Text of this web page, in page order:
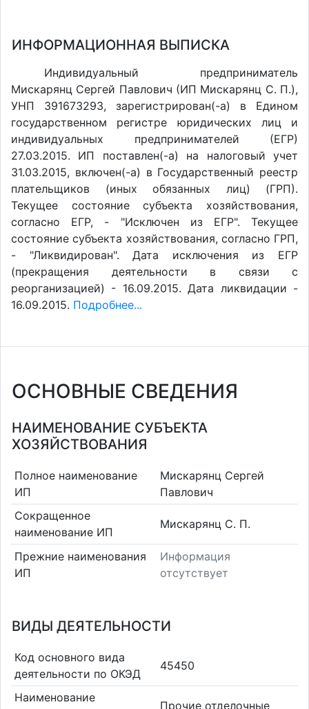
ИНФОРМАЦИОННАЯ ВЫПИСКА
Индивидуальный предприниматель
Мискарянц Сергей Павлович (ИП Мискарянц С. П.),
УНП 391673293, зарегистрирован(-а) в Едином
государственном регистре юридических лиц и
индивидуальных предпринимателей (ЕГР)
27.03.2015. ИП поставлен(-a) на налоговый учет
31.03.2015, включен(-a) в Государственный реестр
плательщиков (иных обязанных лиц) (ГРП).
Текущее состояние субъекта хозяйствования,
согласно ЕГР, - "Исключен из ЕГР". Текущее
состояние субъекта хозяйствования, согласно ГРП,
- "Ликвидирован". Дата исключения из ЕГР
(прекращения деятельности в связи с
реорганизацией) - 16.09.2015. Дата ликвидации -
16.09.2015. Подробнее...
ОСНОВНЫЕ СВЕДЕНИЯ
НАИМЕНОВАНИЕ СУБЪЕКТА
ХОЗЯЙСТВОВАНИЯ
Полное наименование
ИП
Мискарянц Сергей
Павлович
Сокращенное
наименование ИП
Мискарянц С. П.
Прежние наименования
ИП
Информация
отсутствует
ВИДЫ ДЕЯТЕЛЬНОСТИ
Код основного вида
деятельности по ОКЭД
45450
Наименование
Прочие отделочные